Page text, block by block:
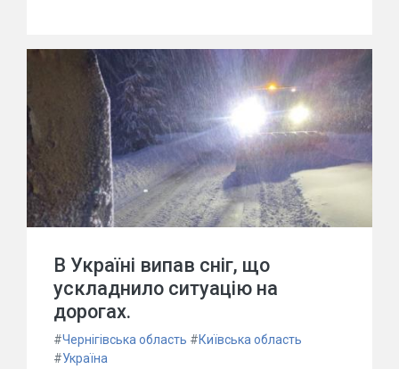
В Україні випав сніг, що
ускладнило ситуацію на
дорогах.
#Чернігівська область #Київська область
#Україна